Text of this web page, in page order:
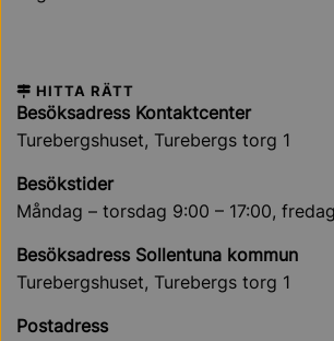
HITTA RÄTT
Besöksadress Kontaktcenter
Turebergshuset, Turebergs torg 1
Besökstider
Måndag – torsdag 9:00 – 17:00,
Besöksadress Sollentuna kommun
Turebergshuset, Turebergs torg 1
Postadress